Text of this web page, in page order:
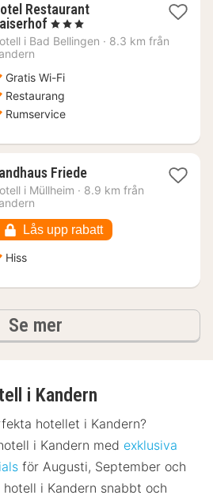
Restaurant
1
natt
kr.
, 3 Stjärnor
i Bad Bellingen · 8.3 km från
Gratis Wi-Fi
Restaurang
Rumservice
Friede1
natt
kr.
i Müllheim · 8.9 km från
Lås upp rabatt
Hiss
Se mer
i Kandern
hotellet i Kandern?
i Kandern med exklusiva
för Augusti, September och
i Kandern snabbt och